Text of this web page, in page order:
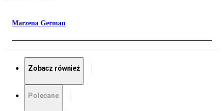
Marzena German
Zobacz również
Polecane